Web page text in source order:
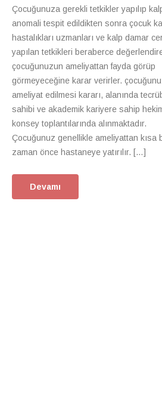
Çocuğunuza gerekli tetkikler yapılıp
anomali tespit edildikten sonra çocuk
hastalıkları uzmanları ve kalp damar
yapılan tetkikleri beraberce
çocuğunuzun ameliyattan fayda görüp
görmeyeceğine karar verirler.
ameliyat edilmesi kararı, alanında
sahibi ve akademik kariyere sahip
konsey toplantılarında alınmaktadır.
Çocuğunuz genellikle ameliyattan kısa
zaman önce hastaneye yatırılır. […]
Devamı